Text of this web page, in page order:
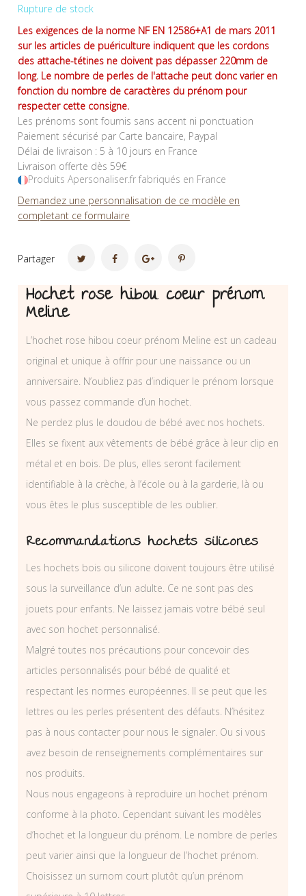
Rupture de stock
Les exigences de la norme NF EN 12586+A1 de mars 2011
sur les articles de puériculture indiquent que les cordons
des attache-tétines ne doivent pas dépasser 220mm de
long. Le nombre de perles de l'attache peut donc varier en
fonction du nombre de caractères du prénom pour
respecter cette consigne.
Les prénoms sont fournis sans accent ni ponctuation
Paiement sécurisé par Carte bancaire, Paypal
Délai de livraison : 5 à 10 jours en France
Livraison offerte dès 59€
Produits Apersonaliser.fr fabriqués en France
Demandez une personnalisation de ce modèle en
completant ce formulaire
Partager
Hochet rose hibou coeur prénom
Meline
L’hochet rose hibou coeur prénom Meline est un cadeau
original et unique à offrir pour une naissance ou un
anniversaire. N’oubliez pas d’indiquer le prénom lorsque
vous passez commande d’un hochet.
Ne perdez plus le doudou de bébé avec nos hochets.
Elles se fixent aux vêtements de bébé grâce à leur clip en
métal et en bois. De plus, elles seront facilement
identifiable à la crèche, à l’école ou à la garderie, là ou
vous êtes le plus susceptible de les oublier.
Recommandations hochets silicones
Les hochets bois ou silicone doivent toujours être utilisé
sous la surveillance d’un adulte. Ce ne sont pas des
jouets pour enfants. Ne laissez jamais votre bébé seul
avec son hochet personnalisé.
Malgré toutes nos précautions pour concevoir des
articles personnalisés pour bébé de qualité et
respectant les normes européennes. Il se peut que les
lettres ou les perles présentent des défauts. N’hésitez
pas à nous contacter pour nous le signaler. Ou si vous
avez besoin de renseignements complémentaires sur
nos produits.
Nous nous engageons à reproduire un hochet prénom
conforme à la photo. Cependant suivant les modèles
d’hochet et la longueur du prénom. Le nombre de perles
peut varier ainsi que la longueur de l’hochet prénom.
Choisissez un surnom court plutôt qu’un prénom